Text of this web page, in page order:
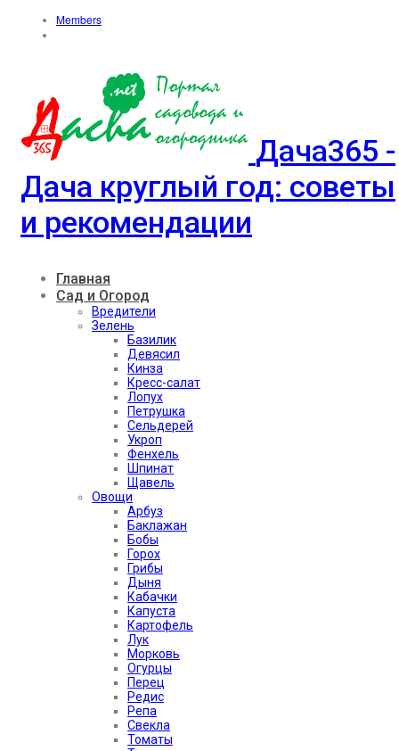
Members
Дача365 -
Дача круглый год: советы
и рекомендации
Главная
Сад и Огород
Вредители
Зелень
Базилик
Девясил
Кинза
Кресс-салат
Лопух
Петрушка
Сельдерей
Укроп
Фенхель
Шпинат
Щавель
Овощи
Арбуз
Баклажан
Бобы
Горох
Грибы
Дыня
Кабачки
Капуста
Картофель
Лук
Морковь
Огурцы
Перец
Редис
Репа
Свекла
Томаты